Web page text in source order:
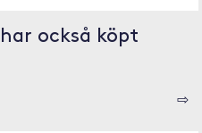
också köpt
⇨